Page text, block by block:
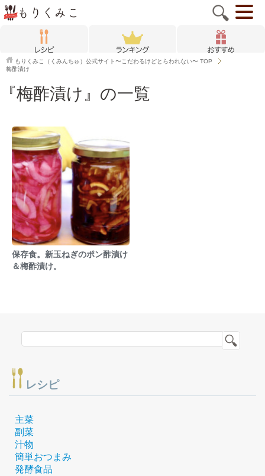
もりくみこ（くみんちゅ）公式サイト〜こだわるけどとらわれない〜 TOP
梅酢漬け
『梅酢漬け』の一覧
保存食。新玉ねぎのポン酢漬け
＆梅酢漬け。
レシピ
主菜
副菜
汁物
簡単おつまみ
発酵食品